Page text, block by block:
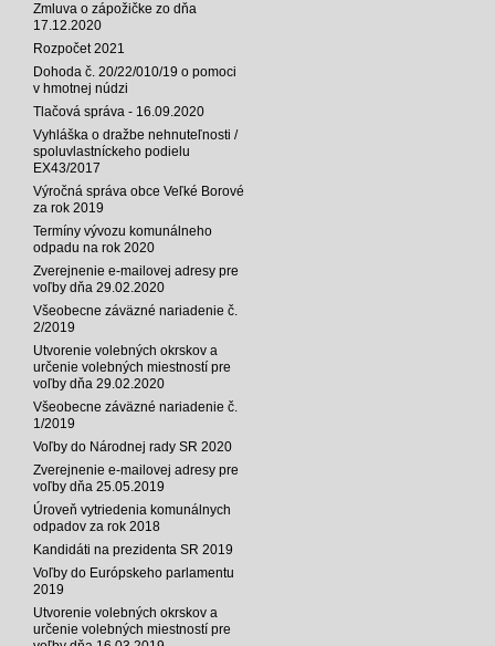
Zmluva o zápožičke zo dňa
17.12.2020
Rozpočet 2021
Dohoda č. 20/22/010/19 o pomoci
v hmotnej núdzi
Tlačová správa - 16.09.2020
Vyhláška o dražbe nehnuteľnosti /
spoluvlastníckeho podielu
EX43/2017
Výročná správa obce Veľké Borové
za rok 2019
Termíny vývozu komunálneho
odpadu na rok 2020
Zverejnenie e-mailovej adresy pre
voľby dňa 29.02.2020
Všeobecne záväzné nariadenie č.
2/2019
Utvorenie volebných okrskov a
určenie volebných miestností pre
voľby dňa 29.02.2020
Všeobecne záväzné nariadenie č.
1/2019
Voľby do Národnej rady SR 2020
Zverejnenie e-mailovej adresy pre
voľby dňa 25.05.2019
Úroveň vytriedenia komunálnych
odpadov za rok 2018
Kandidáti na prezidenta SR 2019
Voľby do Európskeho parlamentu
2019
Utvorenie volebných okrskov a
určenie volebných miestností pre